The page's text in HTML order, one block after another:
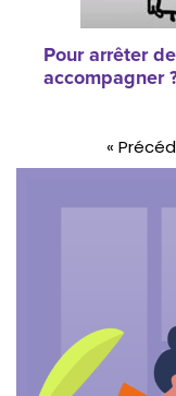
Pour arrêter
accompagner
«